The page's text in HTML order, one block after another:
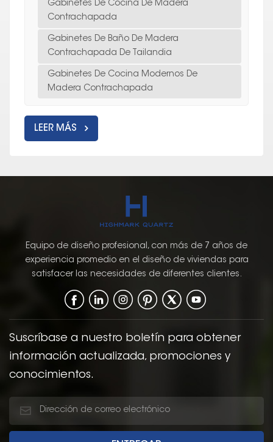
Gabinetes De Cocina De Madera
Contrachapada
Gabinetes De Baño De Madera
Contrachapada De Tailandia
Gabinetes De Cocina Modernos De
Madera Contrachapada
LEER MÁS
Equipo de diseño profesional, con más de 7 años de
experiencia promedio en el diseño de viviendas para
satisfacer las necesidades de diferentes clientes.
Suscríbase a nuestro boletín para obtener
información actualizada, promociones y
conocimientos.